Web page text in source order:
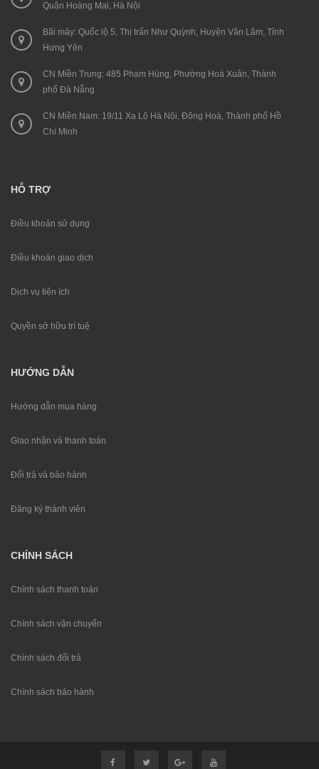
Quận Hoàng Mai, Hà Nội
Bãi máy: Quốc lộ 5, Thị trấn Như Quỳnh, Huyện Văn Lâm, Tỉnh
Hưng Yên
CN Miền Trung: 485 Phạm Hùng, Phường Hoà Xuân, Thành
phố Đà Nẵng
CN Miền Nam: 19/11 Xa Lộ Hà Nội, Đông Hoà, Thành phố Hồ
Chí Minh
HỖ TRỢ
Điều khoản sử dụng
Điều khoản giao dịch
Dịch vụ tiện ích
Quyền sở hữu trí tuệ
HƯỚNG DẪN
Hướng dẫn mua hàng
Giao nhận và thanh toán
Đổi trả và bảo hành
Đăng ký thành viên
CHÍNH SÁCH
Chính sách thanh toán
Chính sách vận chuyển
Chính sách đổi trả
Chính sách bảo hành